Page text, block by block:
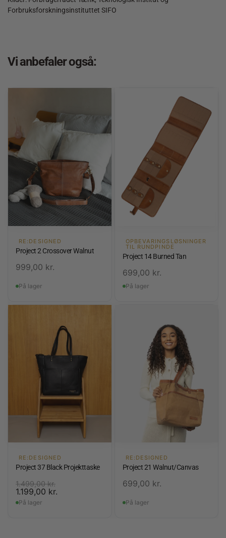
Forbruksforskningsinstituttet SIFO
Vi anbefaler også:
RE:DESIGNED
Project 2 Crossover Walnut
999,00 kr.
På lager
OPBEVARINGSLØSNINGER
TIL RUNDPINDE
Project 14 Burned Tan
699,00 kr.
På lager
RE:DESIGNED
Project 37 Black Projekttaske
1.499,00kr.
1.199,00 kr.
På lager
RE:DESIGNED
Project 21 Walnut/Canvas
699,00 kr.
På lager